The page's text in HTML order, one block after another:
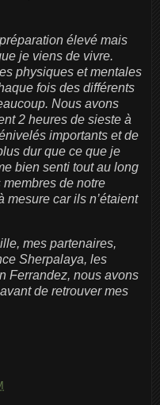
élevé mais
je viens de vivre.
physiques et mentales
fois des différents
Nous avons
2 heures de sieste à
importants et de
dur que ce que je
bien senti tout au long
de notre
mesure car ils n’étaient
mes partenaires,
Sherpalaya, les
Ferrandez, nous avons
de retrouver mes